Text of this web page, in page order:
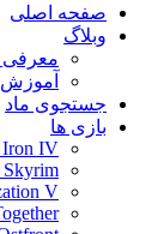
صفحه اصلی
وبلاگ
معرفی
جستجوی ماد
بازی ها
Iron IV
Skyrim
V